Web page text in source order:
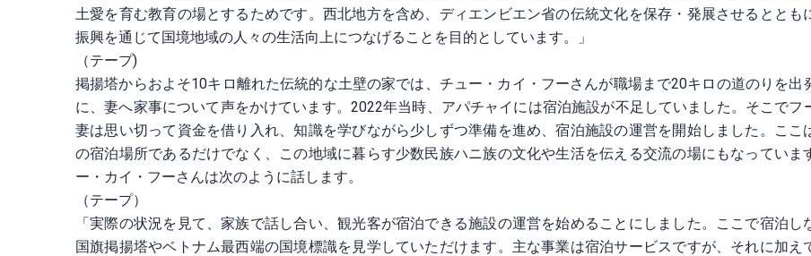
土愛を育む教育の場とするためです。西北地方を含め、ディエンビエン省の伝統文化を保存・発展させるととも
振興を通じて国境地域の人々の生活向上につなげることを目的としています。」
（テープ)
掲揚塔からおよそ10キロ離れた伝統的な土壁の家では、チュー・カイ・フーさんが職場まで20キロの道のりを出
に、妻へ家事について声をかけています。2022年当時、アパチャイには宿泊施設が不足していました。そこでフ
妻は思い切って資金を借り入れ、知識を学びながら少しずつ準備を進め、宿泊施設の運営を開始しました。ここ
の宿泊場所であるだけでなく、この地域に暮らす少数民族ハニ族の文化や生活を伝える交流の場にもなっていま
ー・カイ・フーさんは次のように話します。
（テープ）
「実際の状況を見て、家族で話し合い、観光客が宿泊できる施設の運営を始めることにしました。ここで宿泊し
国旗掲揚塔やベトナム最西端の国境標識を見学していただけます。主な事業は宿泊サービスですが、それに加え